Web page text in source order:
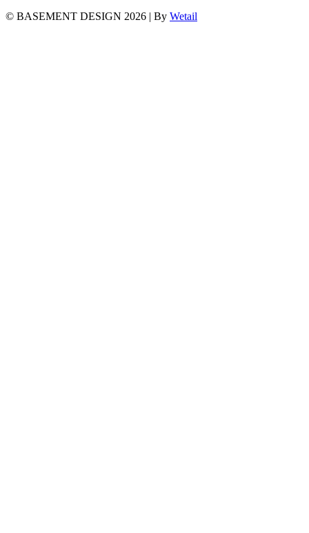
© BASEMENT DESIGN 2026 | By Wetail